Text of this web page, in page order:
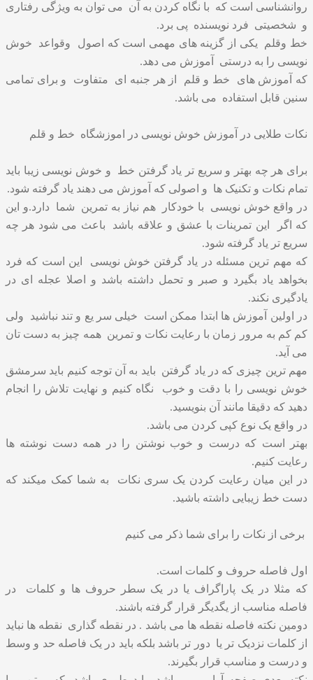
روانشناسی است که با نگاه کردن به آن می توان به ویژگی رفتاری
و شخصیتی فرد نویسنده پی برد.
خط وقلم یکی از گزینه های مهمی است که اصول وقواعد خوش
نویسی را به درستی آموزش می دهد.
که آموزش های خط و قلم از هر جنبه ای متفاوت و برای تمامی
سنین قابل استفاده می باشد.
نکات طلایی در آموزش خوش نویسی در اموزشگاه خط و قلم
برای هر چه بهتر و سریع تر یاد گرفتن خط و خوش نویسی زیبا باید
تمام نکات و تکنیک ها و اصولی که آموزش می دهند یاد گرفته شود.
در واقع خوش نویسی با خودکار هم نیاز به تمرین شما دارد.و این
که اگر این تمرینات با عشق و علاقه باشد باعث می شود هر چه
سریع تر یاد گرفته شود.
که مهم ترین مسئله در یاد گرفتن خوش نویسی این است که فرد
بخواهد یاد بگیرد و صبر و تحمل داشته باشد و اصلا عجله ای در
یادگیری نکند.
در اولین آموزش ها ابتدا ممکن است خیلی سر یع و تند نباشید ولی
کم کم به مرور زمان با رعایت نکات و تمرین همه چیز به دست تان
می آید.
مهم ترین چیزی که در یاد گرفتن باید به آن توجه کنیم باید سرمشق
خوش نویسی را با دقت و خوب نگاه کنیم و نهایت تلاش را انجام
دهید که دقیقا مانند آن بنویسید.
در واقع یک نوع کپی کردن می باشد.
بهتر است که درست و خوب نوشتن را در همه دست نوشته ها
رعایت کنیم.
در این میان رعایت کردن یک سری نکات به شما کمک میکند که
دست خط زیبایی داشته باشید.
برخی از نکات را برای شما ذکر می کنیم
اول فاصله حروف و کلمات است.
که مثلا در یک پاراگراف یا در یک سطر حروف ها و کلمات در
فاصله مناسب از یگدیگر قرار گرفته باشند‌.
دومین نکته فاصله نقطه ها می باشد . در نقطه گذاری نقطه ها نباید
از کلمات نزدیک تر یا دور تر باشد بلکه باید در یک فاصله حد و وسط
و درست و مناسب قرار بگیرند‌.